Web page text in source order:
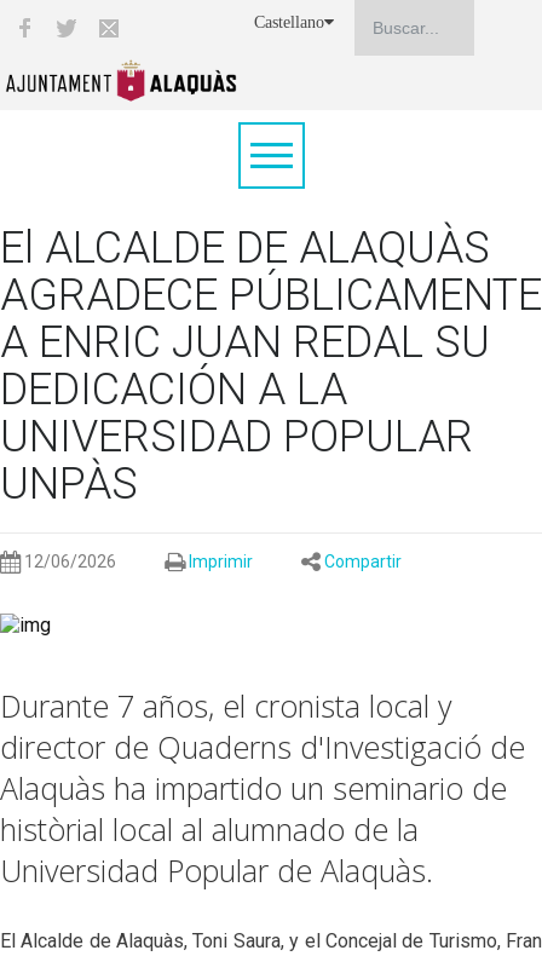
Castellano
El ALCALDE DE ALAQUÀS
AGRADECE PÚBLICAMENTE
A ENRIC JUAN REDAL SU
DEDICACIÓN A LA
UNIVERSIDAD POPULAR
UNPÀS
12/06/2026 Imprimir Compartir
Durante 7 años, el cronista local y
director de Quaderns d'Investigació de
Alaquàs ha impartido un seminario de
històrial local al alumnado de la
Universidad Popular de Alaquàs.
El Alcalde de Alaquàs, Toni Saura, y el Concejal de Turismo, Fran